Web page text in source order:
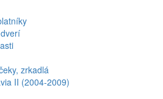
zrkadlá
II (2004-2009)